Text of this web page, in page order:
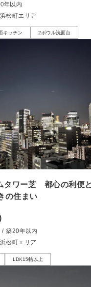
年以内
松町エリア
キッチン 2ボウル洗面台
タワー芝 都心の利便
の住まい
/ 築20年以内
松町エリア
LDK15帖以上